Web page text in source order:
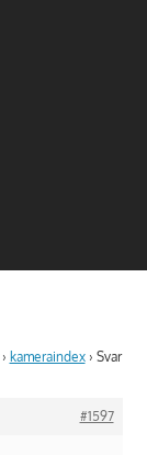
› kameraindex › Svar
#1597